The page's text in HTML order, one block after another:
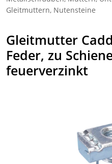
Gleitmuttern, Nutensteine
Gleitmutter
Feder, zu
feuerverzinkt